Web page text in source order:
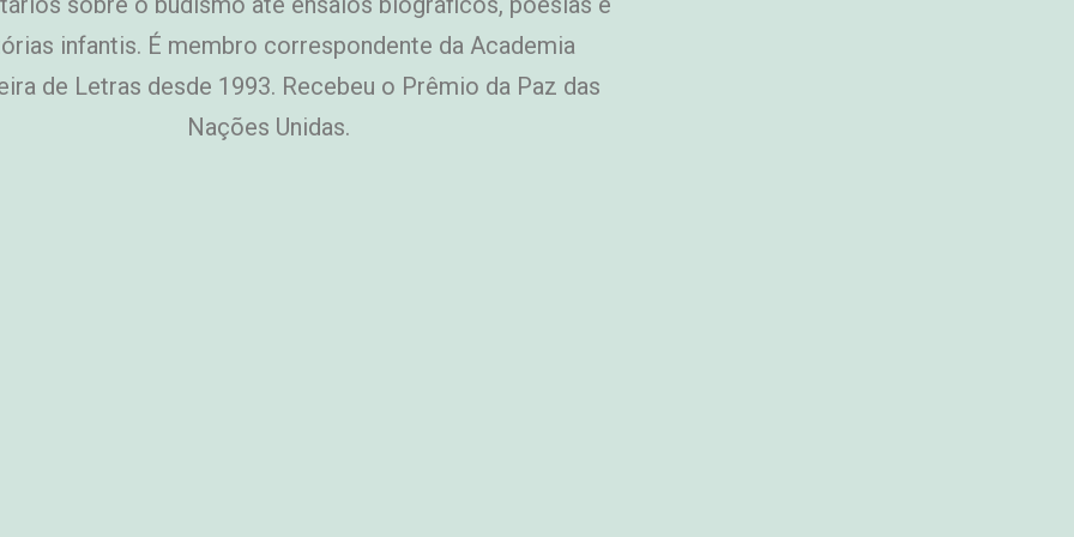
infantis. É membro correspondente da Academia
de Letras desde 1993. Recebeu o Prêmio da Paz das
Nações Unidas.